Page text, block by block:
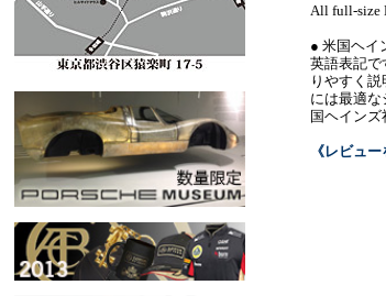
All full-size
● 米国ヘイ
英語表記で
りやすく
には最適
国ヘインズ
《レビュ